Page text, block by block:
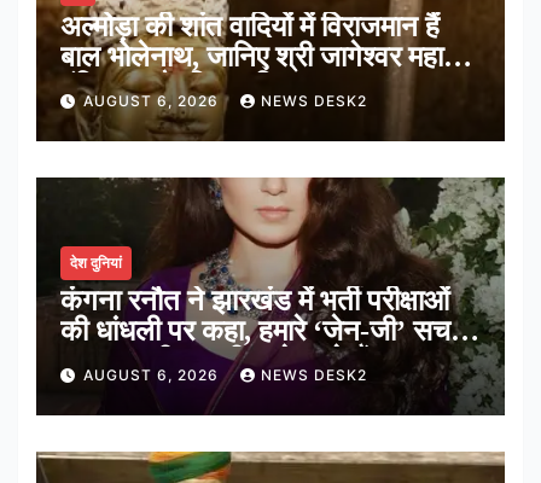
अल्मोड़ा की शांत वादियों में विराजमान हैं
बाल भोलेनाथ, जानिए श्री जागेश्वर महादेव
मंदिर का पौराणिक इतिहास
AUGUST 6, 2026 NEWS DESK2
देश दुनियां
कंगना रनौत ने झारखंड में भर्ती परीक्षाओं
की धांधली पर कहा, हमारे ‘जेन-जी’ सच में
हर तरह की तकलीफ झेल रहे हैं
AUGUST 6, 2026 NEWS DESK2